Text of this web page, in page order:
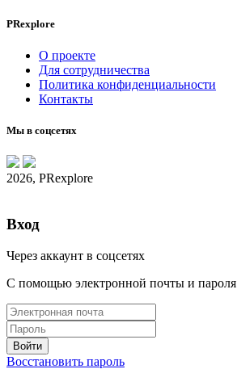
PRexplore
О проекте
Для сотрудничества
Политика конфиденциальности
Контакты
Мы в соцсетях
2026, PRexplore
Вход
Через аккаунт в соцсетях
С помощью электронной почты и пароля
Восстановить пароль